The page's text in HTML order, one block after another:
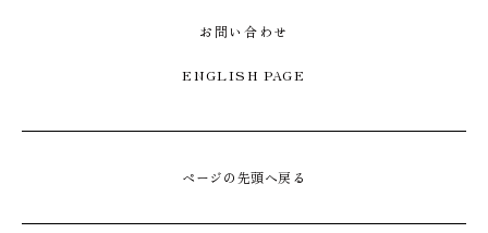
お問い合わせ
ENGLISH PAGE
ページの先頭へ戻る